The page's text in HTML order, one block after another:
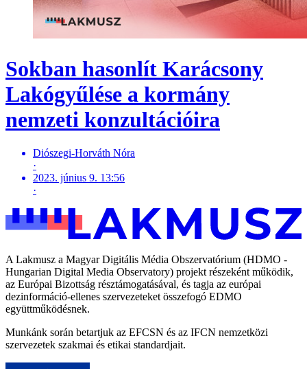
Sokban hasonlít Karácsony
Lakógyűlése a kormány
nemzeti konzultációira
Diószegi-Horváth Nóra
·
2023. június 9. 13:56
·
A Lakmusz a Magyar Digitális Média Obszervatórium (HDMO -
Hungarian Digital Media Observatory) projekt részeként működik,
az Európai Bizottság résztámogatásával, és tagja az európai
dezinformáció-ellenes szervezeteket összefogó EDMO
együttműködésnek.
Munkánk során betartjuk az EFCSN és az IFCN nemzetközi
szervezetek szakmai és etikai standardjait.